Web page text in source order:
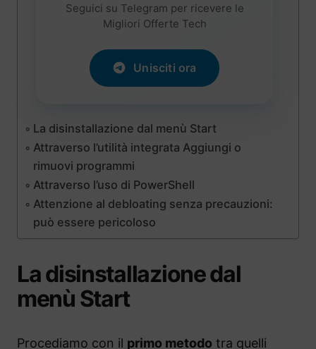
Seguici su Telegram per ricevere le
Migliori Offerte Tech
Unisciti ora
La disinstallazione dal menù Start
Attraverso l’utilità integrata Aggiungi o
rimuovi programmi
Attraverso l’uso di PowerShell
Attenzione al debloating senza precauzioni:
può essere pericoloso
La disinstallazione dal
menù Start
Procediamo con il primo metodo tra quelli